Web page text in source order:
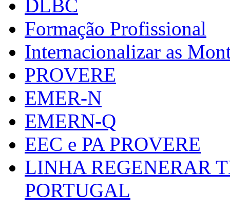
DLBC
Formação Profissional
Internacionalizar as
PROVERE
EMER-N
EMERN-Q
EEC e PA PROVERE
LINHA REGENERAR
PORTUGAL